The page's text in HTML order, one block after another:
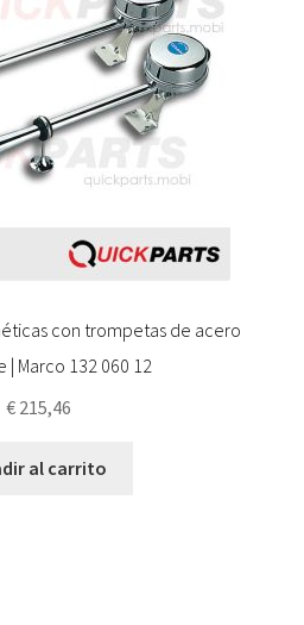
con trompetas de acero
| Marco 132 060 12
€215,46
al carrito